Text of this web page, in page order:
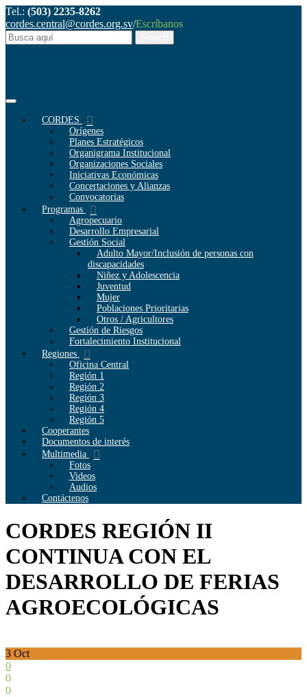
Tel.: (503) 2235-8262
cordes.central@cordes.org.sv/Escríbanos
CORDES
Orígenes
Planes Estratégicos
Organigrama Institucional
Organizaciones Sociales
Iniciativas Económicas
Concertaciones y Alianzas
Convocatorias
Programas
Agropecuario
Desarrollo Empresarial
Gestión Social
Adulto Mayor/Inclusión de personas con
discapacidades
Niñez y Adolescencia
Juventud
Mujer
Poblaciones Prioritarias
Otros / Agricultores
Gestión de Riesgos
Fortalecimiento Institucional
Regiones
Oficina Central
Región 1
Región 2
Región 3
Región 4
Región 5
Cooperantes
Documentos de interés
Multimedia
Fotos
Videos
Audios
Contáctenos
CORDES REGIÓN II
CONTINUA CON EL
DESARROLLO DE FERIAS
AGROECOLÓGICAS
3 Oct
0
0
0